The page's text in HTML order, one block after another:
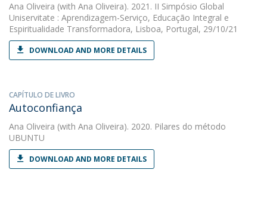
Ana Oliveira (with Ana Oliveira). 2021. II Simpósio Global
Uniservitate : Aprendizagem-Serviço, Educação Integral e
Espiritualidade Transformadora, Lisboa, Portugal, 29/10/21
DOWNLOAD AND MORE DETAILS
CAPÍTULO DE LIVRO
Autoconfiança
Ana Oliveira (with Ana Oliveira). 2020. Pilares do método
UBUNTU
DOWNLOAD AND MORE DETAILS